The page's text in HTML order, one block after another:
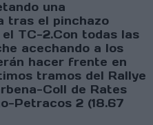
una
tras el pinchazo
TC-2.Con todas las
acechando a los
hacer frente en
tramos del Rallye
Coll de Rates
Petracos 2 (18.67